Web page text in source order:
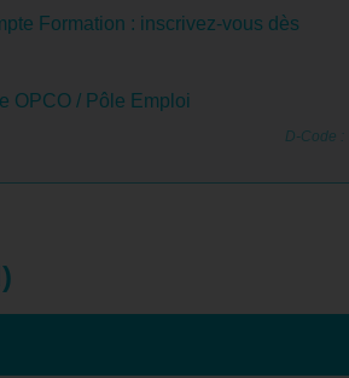
Formation : inscrivez-vous dès
OPCO / Pôle Emploi
D-Code :